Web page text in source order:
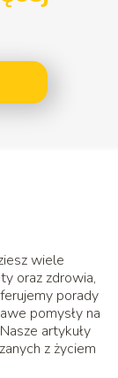
wiele
oraz zdrowia,
porady
pomysły na
artykuły
z życiem